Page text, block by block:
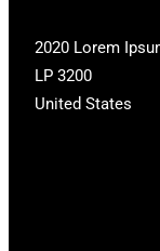
2020 Lorem
LP 3200
United States